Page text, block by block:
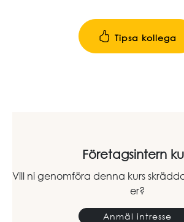
Tipsa kollega
Företagsintern
Vill ni genomföra denna kurs
er?
Anmäl intresse